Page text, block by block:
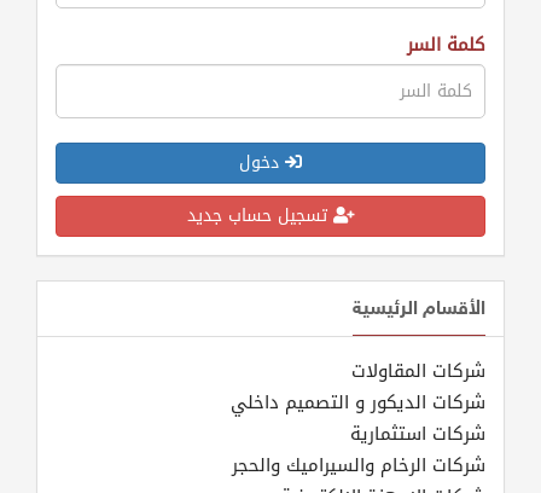
كلمة السر
دخول
تسجيل حساب جديد
الأقسام الرئيسية
شركات المقاولات
شركات الديكور و التصميم داخلي
شركات استثمارية
شركات الرخام والسيراميك والحجر